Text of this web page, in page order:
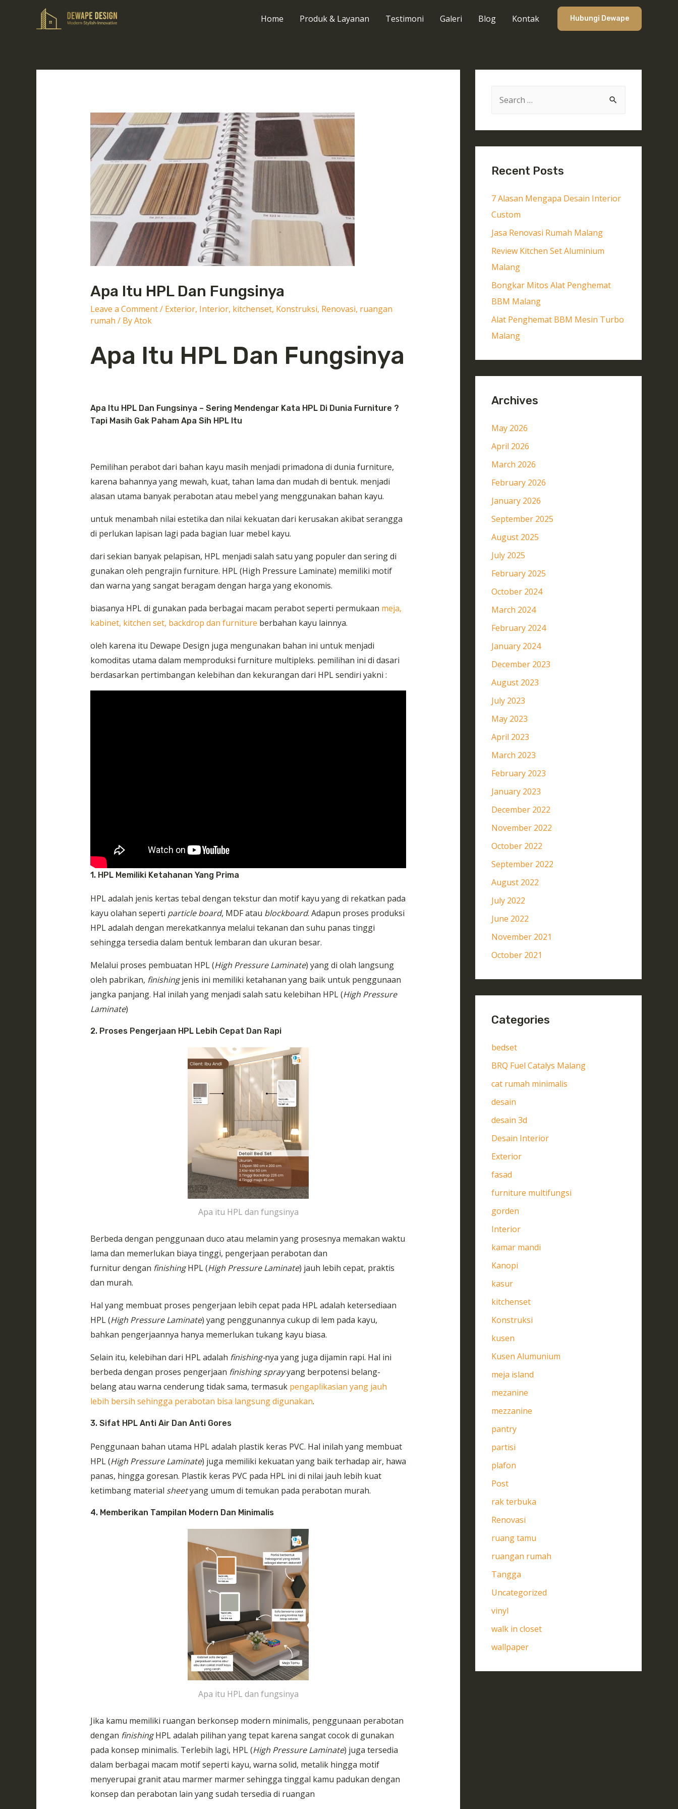
Home Produk & Layanan Testimoni Galeri Blog Kontak Hubungi Dewape
Apa Itu HPL Dan Fungsinya
Leave a Comment/ Exterior, Interior, kitchenset, Konstruksi, Renovasi, ruangan
rumah / ByAtok
Apa Itu HPL Dan Fungsinya
Apa Itu HPL Dan Fungsinya – Sering Mendengar Kata HPL Di Dunia Furniture ?
Tapi Masih Gak Paham Apa Sih HPL Itu
Pemilihan perabot dari bahan kayu masih menjadi primadona di dunia furniture,
karena bahannya yang mewah, kuat, tahan lama dan mudah di bentuk. menjadi
alasan utama banyak perabotan atau mebel yang menggunakan bahan kayu.
untuk menambah nilai estetika dan nilai kekuatan dari kerusakan akibat serangga
di perlukan lapisan lagi pada bagian luar mebel kayu.
dari sekian banyak pelapisan, HPL menjadi salah satu yang populer dan sering di
gunakan oleh pengrajin furniture. HPL (High Pressure Laminate) memiliki motif
dan warna yang sangat beragam dengan harga yang ekonomis.
biasanya HPL di gunakan pada berbagai macam perabot seperti permukaan meja,
kabinet, kitchen set, backdrop dan furniture berbahan kayu lainnya.
oleh karena itu Dewape Design juga mengunakan bahan ini untuk menjadi
komoditas utama dalam memproduksi furniture multipleks. pemilihan ini di dasari
berdasarkan pertimbangan kelebihan dan kekurangan dari HPL sendiri yakni :
1. HPL Memiliki Ketahanan Yang Prima
HPL adalah jenis kertas tebal dengan tekstur dan motif kayu yang di rekatkan pada
kayu olahan seperti particle board, MDF atau blockboard. Adapun proses produksi
HPL adalah dengan merekatkannya melalui tekanan dan suhu panas tinggi
sehingga tersedia dalam bentuk lembaran dan ukuran besar.
Melalui proses pembuatan HPL (High Pressure Laminate) yang di olah langsung
oleh pabrikan, finishingjenis ini memiliki ketahanan yang baik untuk penggunaan
jangka panjang. Hal inilah yang menjadi salah satu kelebihan HPL (High Pressure
Laminate)
2. Proses Pengerjaan HPL Lebih Cepat Dan Rapi
Apa itu HPL dan fungsinya
Berbeda dengan penggunaan duco atau melamin yang prosesnya memakan waktu
lama dan memerlukan biaya tinggi, pengerjaan perabotan dan
furnitur dengan finishingHPL (High Pressure Laminate) jauh lebih cepat, praktis
dan murah.
Hal yang membuat proses pengerjaan lebih cepat pada HPL adalah ketersediaan
HPL (High Pressure Laminate) yang penggunannya cukup di lem pada kayu,
bahkan pengerjaannya hanya memerlukan tukang kayu biasa.
Selain itu, kelebihan dari HPL adalah finishing-nya yang juga dijamin rapi. Hal ini
berbeda dengan proses pengerjaan finishingsprayyang berpotensi belang-
belang atau warna cenderung tidak sama, termasuk pengaplikasian yang jauh
lebih bersih sehingga perabotan bisa langsung digunakan.
3. Sifat HPL Anti Air Dan Anti Gores
Penggunaan bahan utama HPL adalah plastik keras PVC. Hal inilah yang membuat
HPL (High Pressure Laminate) juga memiliki kekuatan yang baik terhadap air, hawa
panas, hingga goresan. Plastik keras PVC pada HPL ini di nilai jauh lebih kuat
ketimbang material sheetyang umum di temukan pada perabotan murah.
4. Memberikan Tampilan Modern Dan Minimalis
Apa itu HPL dan fungsinya
Jika kamu memiliki ruangan berkonsep modern minimalis, penggunaan perabotan
dengan finishingHPL adalah pilihan yang tepat karena sangat cocok di gunakan
pada konsep minimalis. Terlebih lagi, HPL (High Pressure Laminate) juga tersedia
dalam berbagai macam motif seperti kayu, warna solid, metalik hingga motif
menyerupai granit atau marmer marmer sehingga tinggal kamu padukan dengan
konsep dan perabotan lain yang sudah tersedia di ruangan
Recent Posts
7 Alasan Mengapa Desain Interior
Custom
Jasa Renovasi Rumah Malang
Review Kitchen Set Aluminium
Malang
Bongkar Mitos Alat Penghemat
BBM Malang
Alat Penghemat BBM Mesin Turbo
Malang
Archives
May 2026
April 2026
March 2026
February 2026
January 2026
September 2025
August 2025
July 2025
February 2025
October 2024
March 2024
February 2024
January 2024
December 2023
August 2023
July 2023
May 2023
April 2023
March 2023
February 2023
January 2023
December 2022
November 2022
October 2022
September 2022
August 2022
July 2022
June 2022
November 2021
October 2021
Categories
bedset
BRQ Fuel Catalys Malang
cat rumah minimalis
desain
desain 3d
Desain Interior
Exterior
fasad
furniture multifungsi
gorden
Interior
kamar mandi
Kanopi
kasur
kitchenset
Konstruksi
kusen
Kusen Alumunium
meja island
mezanine
mezzanine
pantry
partisi
plafon
Post
rak terbuka
Renovasi
ruang tamu
ruangan rumah
Tangga
Uncategorized
vinyl
walk in closet
wallpaper